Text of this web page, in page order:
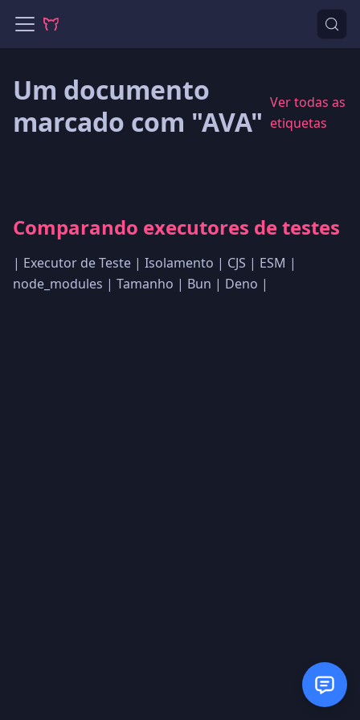
Um documento
marcado com "AVA"
Ver todas as
etiquetas
Comparando executores de testes
| Executor de Teste | Isolamento | CJS | ESM |
node_modules | Tamanho | Bun | Deno |